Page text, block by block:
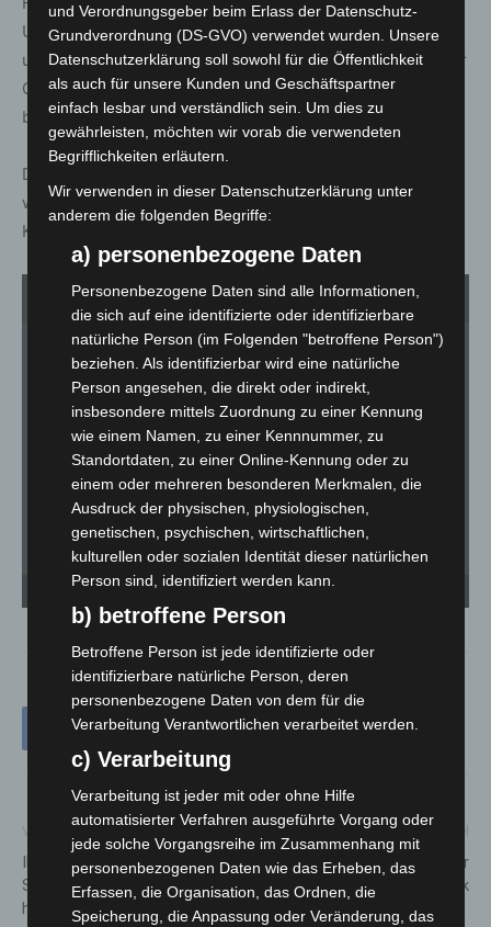
Unfallaufnahme war die BAB 2 zwischen Hämelerwald
und Lehrte-Ost für etwa sechs Stunden vollgesperrt. Der
Gesamtschaden wird aktuell auf etwa 6.000 Euro
beziffert.
Der Verkehrsunfalldienst Hannover hat Ermittlungen
wegen fahrlässiger Tötung und fahrlässiger
Körperverletzung infolge eines Unfalles eingeleitet.
1von 3
BMW kommt nach rechts von der Fahrbahn ab und überschlägt sich - eine Insassin
INTERSCHUTZ 2022:
Spannende Wettbewerbe und
hartes Training
Nächster Artikel
Großeinsatz der Feuerwehr
Hannover im Expo-Park
und Verordnungsgeber beim Erlass der Datenschutz-
Grundverordnung (DS-GVO) verwendet wurden. Unsere
Datenschutzerklärung soll sowohl für die Öffentlichkeit
als auch für unsere Kunden und Geschäftspartner
einfach lesbar und verständlich sein. Um dies zu
gewährleisten, möchten wir vorab die verwendeten
Begrifflichkeiten erläutern.
Wir verwenden in dieser Datenschutzerklärung unter
anderem die folgenden Begriffe:
a) personenbezogene Daten
Personenbezogene Daten sind alle Informationen,
die sich auf eine identifizierte oder identifizierbare
natürliche Person (im Folgenden "betroffene Person")
beziehen. Als identifizierbar wird eine natürliche
Person angesehen, die direkt oder indirekt,
insbesondere mittels Zuordnung zu einer Kennung
wie einem Namen, zu einer Kennnummer, zu
Standortdaten, zu einer Online-Kennung oder zu
einem oder mehreren besonderen Merkmalen, die
Ausdruck der physischen, physiologischen,
genetischen, psychischen, wirtschaftlichen,
kulturellen oder sozialen Identität dieser natürlichen
Person sind, identifiziert werden kann.
b) betroffene Person
Betroffene Person ist jede identifizierte oder
identifizierbare natürliche Person, deren
personenbezogene Daten von dem für die
Verarbeitung Verantwortlichen verarbeitet werden.
c) Verarbeitung
Verarbeitung ist jeder mit oder ohne Hilfe
automatisierter Verfahren ausgeführte Vorgang oder
jede solche Vorgangsreihe im Zusammenhang mit
personenbezogenen Daten wie das Erheben, das
Erfassen, die Organisation, das Ordnen, die
Speicherung, die Anpassung oder Veränderung, das